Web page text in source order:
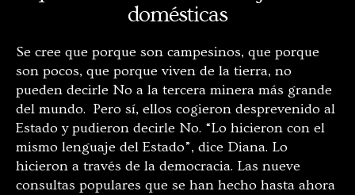
domésticas
Se cree que porque son campesinos, que porque
son pocos, que porque viven de la tierra, no
pueden decirle No a la tercera minera más grande
del mundo. Pero sí, ellos cogieron desprevenido al
Estado y pudieron decirle No. “Lo hicieron con el
mismo lenguaje del Estado”, dice Diana. Lo
hicieron a través de la democracia. Las nueve
consultas populares que se han hecho hasta ahora